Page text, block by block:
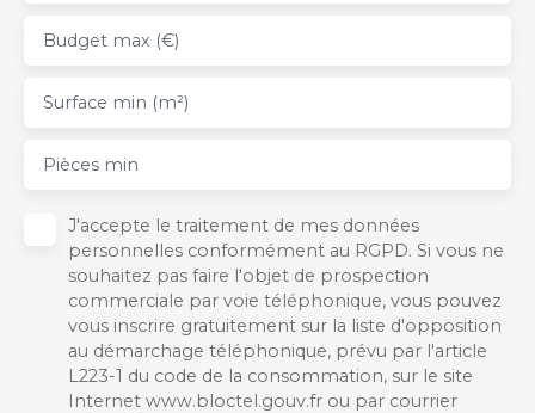
Budget max (€)
Surface min (m²)
Pièces min
J'accepte le traitement de mes données
personnelles conformément au RGPD. Si vous ne
souhaitez pas faire l'objet de prospection
commerciale par voie téléphonique, vous pouvez
vous inscrire gratuitement sur la liste d'opposition
au démarchage téléphonique, prévu par l'article
L223-1 du code de la consommation, sur le site
Internet www.bloctel.gouv.fr ou par courrier